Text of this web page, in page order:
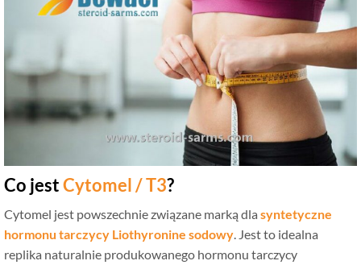
Co jestCytomel / T3?
Cytomel jest powszechnie związane marką dla syntetyczne
hormonu tarczycy Liothyronine sodowy . Jest to idealna
replika naturalnie produkowanego hormonu tarczycy